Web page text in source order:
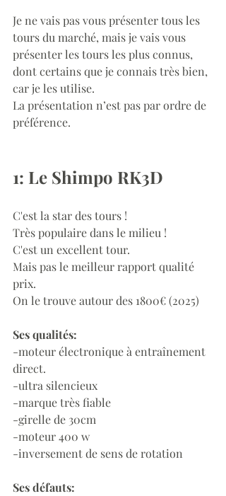
Je ne vais pas vous présenter tous les
tours du marché,mais je vais vous
présenter les tours les plus connus,
dont certains que je connais très bien,
car je les utilise.
La présentation n’est pas par ordre de
préférence.
1: Le Shimpo RK3D
C'est la star des tours !
Très populaire dans le milieu !
C'est un excellent tour.
Mais pas le meilleur rapport qualité
prix.
On le trouve autour des 1800€ (2025)
Ses qualités:
-moteur électronique à entraînement
direct.
-ultra silencieux
-marque très fiable
-girelle de 30cm
-moteur 400 w
-inversement de sens de rotation
Ses défauts: